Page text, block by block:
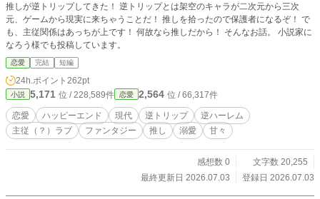
ぐらぐらに揺さぶられながらも、誠は静かに決意する。 三年間、文字だけで愛
を育んだ本物のネトゲ嫁は──この中の、誰だ？ （それとも、まさか全員？） 三
姉妹に悟られないよう、こっそり本命を見極めるまで、この嫁アピールに耐え抜
いてみせる。 嘘と本音と嫁アピールが飛び交う、教室ハーレム嫁探しラブコ
メ、ここに開幕。
推しが逆トリップしてきた！ 逆トリップとは架空のキャラが二次元から三次
元、ゲームから現実に来ちゃうことだ！ 推しを拾ったので保護者になるぞ！ で
も、主従関係はあっちが上です！ 何故なら推しだから！ そんなお話。 小説家に
なろう様でも投稿しています。
恋愛 完結 短編
24h.ポイント 262pt
小説 5,171 位 / 228,589件 恋愛 2,564 位 / 66,317件
恋愛 ハッピーエンド 現代 逆トリップ
逆ハーレム
主従（？）ラブ
ファンタジー 推し 溺愛 甘々
感想数 0
文字数 20,255
最終更新日 2026.07.03
登録日 2026.07.03